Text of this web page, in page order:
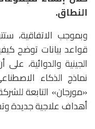
النطاق.
وبموجب الاتفاقية،
قواعد بيانات توضح
الجينية والدوائية،
نماذج الذكاء
«مورجان» التابعة
أهداف علاجية جديدة